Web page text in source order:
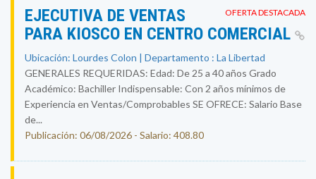
OFERTA DESTACADA
EJECUTIVA DE VENTAS
PARA KIOSCO EN CENTRO COMERCIAL
Ubicación: Lourdes Colon | Departamento : La Libertad
GENERALES REQUERIDAS: Edad: De 25 a 40 años Grado
Académico: Bachiller Indispensable: Con 2 años mínimos de
Experiencia en Ventas/Comprobables SE OFRECE: Salario Base
de...
Publicación: 06/08/2026 - Salario: 408.80